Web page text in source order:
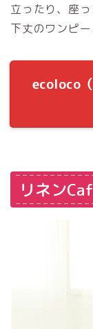
立ったり、座
下丈のワンピー
ecoloco
リネン